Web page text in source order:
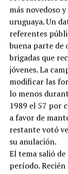
más novedoso
uruguaya. Un
referentes
buena parte de
brigadas que
jóvenes. La
modificar las
lo menos
1989 el 57 por
a favor de
restante votó
su anulación.
El tema salió
período.